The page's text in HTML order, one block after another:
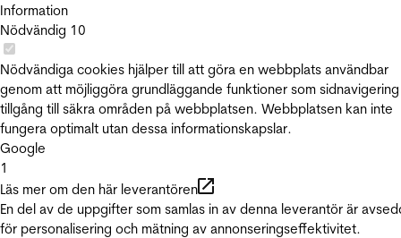
Information
Nödvändig 10
Nödvändiga cookies hjälper till att göra en webbplats användbar
genom att möjliggöra grundläggande funktioner som
tillgång till säkra områden på webbplatsen. Webbplatsen kan inte
fungera optimalt utan dessa informationskapslar.
Google
1
Läs mer om den här leverantören
En del av de uppgifter som samlas in av denna leverantör är
för personalisering och mätning av annonseringseffektivitet.